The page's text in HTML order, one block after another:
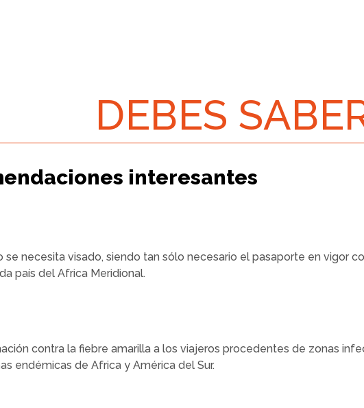
DEBES
interesantes
se necesita visado, siendo tan sólo necesario el pasaporte en vigor
país del Africa Meridional.
contra la fiebre amarilla a los viajeros procedentes de zonas
endémicas de Africa y América del Sur.